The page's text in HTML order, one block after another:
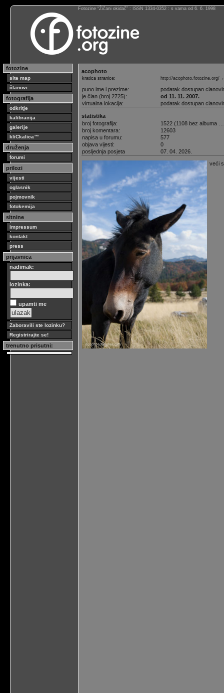
Fotozine “Žičani okidač” : ISSN 1334-0352 : s vama od 6. 6. 1998
fotozine
site map
članovi
fotografija
odkritje
kalibracija
galerije
kliCkalica™
druženja
forumi
prilozi
vijesti
oglasnik
pojmovnik
fotokemija
sitnine
impressum
kontakt
press
prijavnica
nadimak:
lozinka:
upamti me
Zaboravili ste lozinku?
Registrirajte se!
trenutno prisutni:
acophoto
kratica stranice: http://acophoto.fotozine.org/
puno ime i prezime:
podatak dostupan
je član (broj 2725):
od 11. 11. 2007.
virtualna lokacija:
podatak dostupan
statistika
broj fotografija:
1522 (1108 bez albuma
broj komentara:
12603
napisa u forumu:
577
objava vijesti:
0
posljednja posjeta
07. 04. 2026.
veći